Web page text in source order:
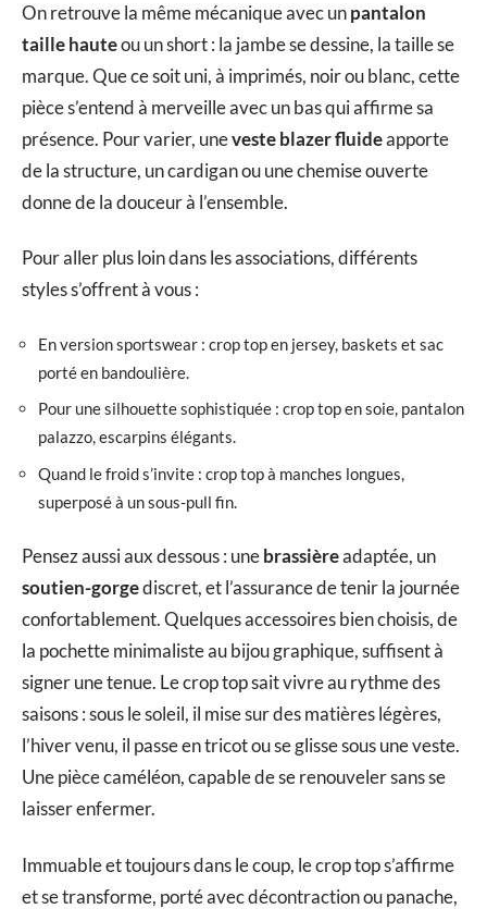
On retrouve la même mécanique avec unpantalon
taille hauteou un short : la jambe se dessine, la taille se
marque. Que ce soit uni, à imprimés, noir ou blanc, cette
pièce s’entend à merveille avec un bas qui affirme sa
présence. Pour varier, uneveste blazer fluideapporte
de la structure, un cardigan ou une chemise ouverte
donne de la douceur à l’ensemble.
Pour aller plus loin dans les associations, différents
styles s’offrent à vous :
En version sportswear : crop top en jersey, baskets et sac
porté en bandoulière.
Pour une silhouette sophistiquée : crop top en soie, pantalon
palazzo, escarpins élégants.
Quand le froid s’invite : crop top à manches longues,
superposé à un sous-pull fin.
Pensez aussi aux dessous : unebrassièreadaptée, un
soutien-gorgediscret, et l’assurance de tenir la journée
confortablement. Quelques accessoires bien choisis, de
la pochette minimaliste au bijou graphique, suffisent à
signer une tenue. Le crop top sait vivre au rythme des
saisons : sous le soleil, il mise sur des matières légères,
l’hiver venu, il passe en tricot ou se glisse sous une veste.
Une pièce caméléon, capable de se renouveler sans se
laisser enfermer.
Immuable et toujours dans le coup, le crop top s’affirme
et se transforme, porté avec décontraction ou panache,